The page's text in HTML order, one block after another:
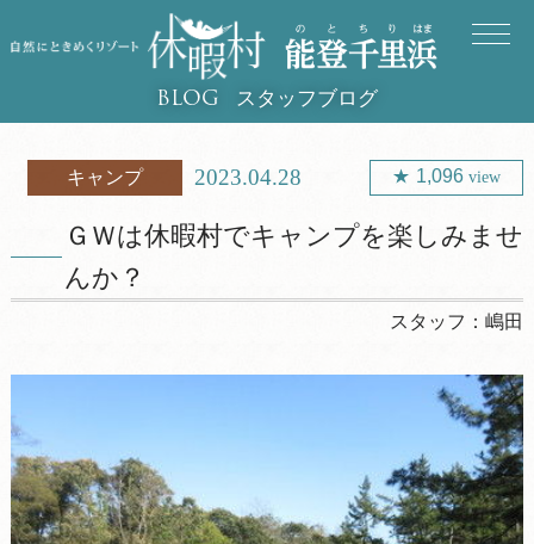
BLOG スタッフブログ
キャンプ 2023.04.28 1,096view
ＧＷは休暇村でキャンプを楽しみませ
んか？
スタッフ：嶋田